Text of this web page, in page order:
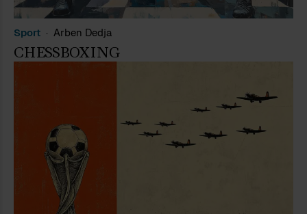
Sport Arben Dedja
CHESSBOXING